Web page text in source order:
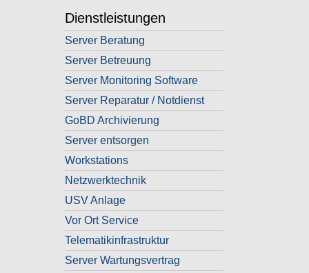
Dienstleistungen
Server Beratung
Server Betreuung
Server Monitoring Software
Server Reparatur / Notdienst
GoBD Archivierung
Server entsorgen
Workstations
Netzwerktechnik
USV Anlage
Vor Ort Service
Telematikinfrastruktur
Server Wartungsvertrag